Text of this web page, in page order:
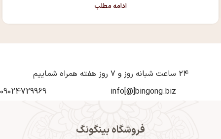
ادامه مطلب
۲۴ ساعت شبانه روز و ۷ روز هفته همراه شماییم
info[@]bingong.biz
09024729969
فروشگاه بینگونگ